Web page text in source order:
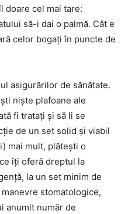
doare cel mai tare:
să-i dai o palmă. Cât e
celor bogați în puncte de
asigurărilor de sănătate.
niște plafoane ale
fi tratați și să li se
de un set solid și viabil
mai mult, plătești o
îți oferă dreptul la
la un set minim de
stomatologice,
anumit număr de